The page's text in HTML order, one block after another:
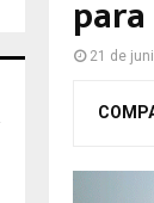
21 de